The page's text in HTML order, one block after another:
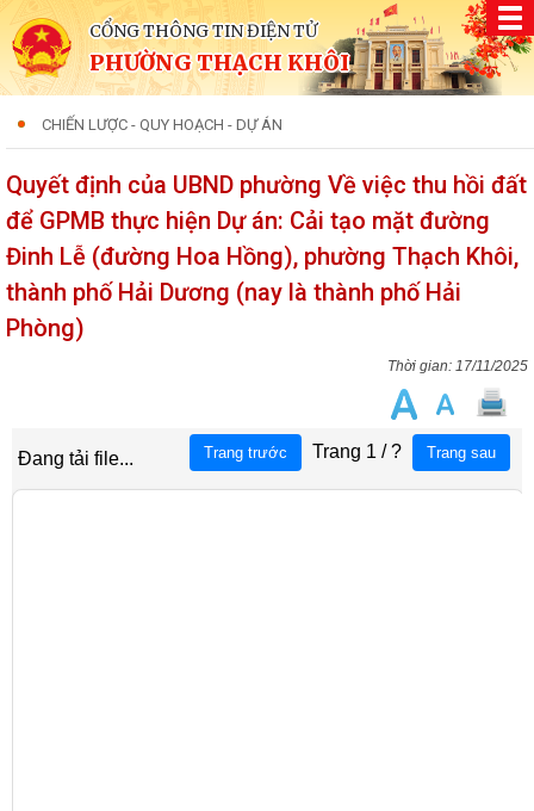
CỔNG THÔNG TIN ĐIỆN TỬ
PHƯỜNG THẠCH KHÔI
CHIẾN LƯỢC - QUY HOẠCH - DỰ ÁN
Quyết định của UBND phường Về việc thu hồi đất
để GPMB thực hiện Dự án: Cải tạo mặt đường
Đinh Lễ (đường Hoa Hồng), phường Thạch Khôi,
thành phố Hải Dương (nay là thành phố Hải
Phòng)
17/11/2025